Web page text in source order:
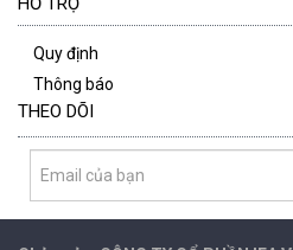
Quy định
Thông báo
THEO DÕI